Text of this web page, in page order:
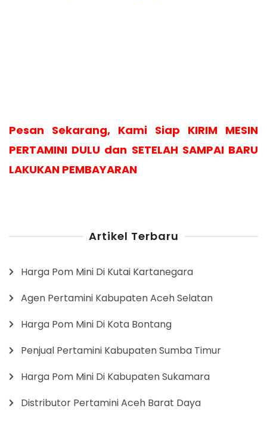
Pesan Sekarang, Kami Siap KIRIM MESIN
PERTAMINI DULU dan SETELAH SAMPAI BARU
LAKUKAN PEMBAYARAN
Artikel Terbaru
Harga Pom Mini Di Kutai Kartanegara
Agen Pertamini Kabupaten Aceh Selatan
Harga Pom Mini Di Kota Bontang
Penjual Pertamini Kabupaten Sumba Timur
Harga Pom Mini Di Kabupaten Sukamara
Distributor Pertamini Aceh Barat Daya